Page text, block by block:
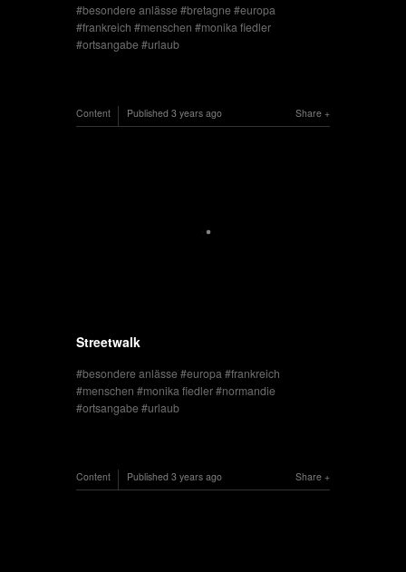
besondere anlässe bretagne europa
frankreich
menschen
monika fiedler
ortsangabe urlaub
Share
Content Published 3 years ago
Streetwalk
besondere anlässe europa
frankreich
menschen
monika fiedler
normandie
ortsangabe urlaub
Share
Content Published 3 years ago